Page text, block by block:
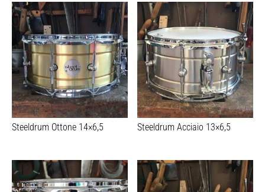
Steeldrum Ottone 14×6,5 Steeldrum Acciaio 13×6,5